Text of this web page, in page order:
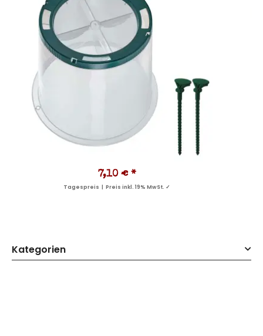
7,10 € *
Tagespreis | Preis inkl. 19% MwSt. ✓
Kategorien